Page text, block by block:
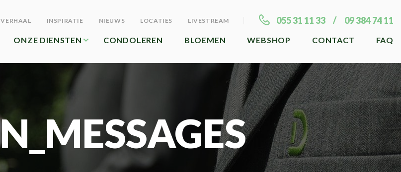
VERHAAL INSPIRATIE NIEUWS LOCATIES LIVESTREAM 055 31 11 33 09 384 74 11
ONZE DIENSTEN CONDOLEREN BLOEMEN WEBSHOP CONTACT FAQ